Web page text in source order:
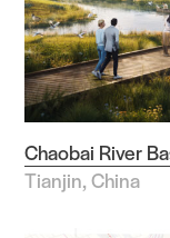
Chaobai River
Tianjin, China